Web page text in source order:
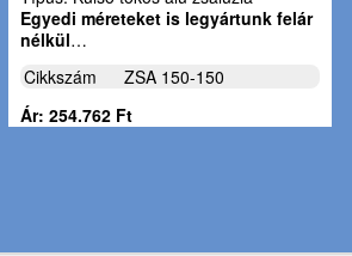
Egyedi méreteket is legyártunk felár
nélkül…
Cikkszám
ZSA 150-150
Ár: 254.762 Ft